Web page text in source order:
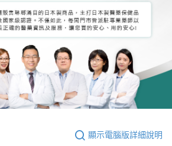
顯示電腦版詳細說明